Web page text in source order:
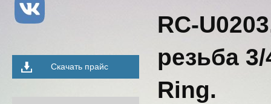
RC-
резьба
Ring.
Скачать прайс